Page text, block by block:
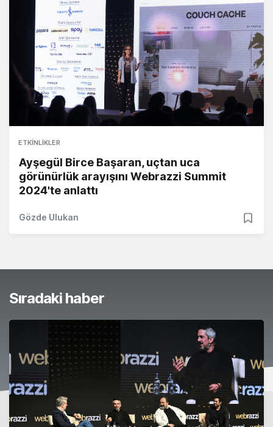
ETKINLIKLER
Ayşegül Birce Başaran, uçtan uca
görünürlük arayışını Webrazzi Summit
2024'te anlattı
Gözde Ulukan
Sıradaki haber